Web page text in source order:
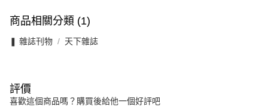
商品相關分類 (1)
❚ 雜誌刊物 天下雜誌
評價
喜歡這個商品嗎？購買後給他一個好評吧